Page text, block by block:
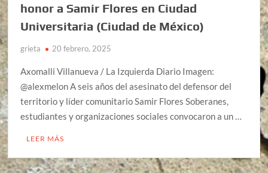
honor a Samir Flores en Ciudad
Universitaria (Ciudad de México)
grieta 20 febrero, 2025
Axomalli Villanueva / La Izquierda Diario Imagen:
@alexmelon A seis años del asesinato del defensor del
territorio y líder comunitario Samir Flores Soberanes,
estudiantes y organizaciones sociales convocaron a un …
LEER MÁS